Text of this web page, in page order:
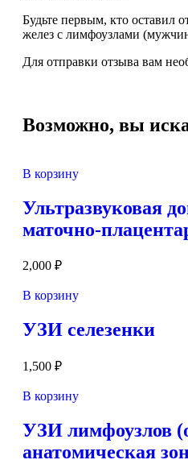
Будьте первым, кто оставил
желез с лимфоузлами
Для отправки отзыва вам
Возможно, вы
В корзину
Ультразвуковая
маточно-
2,000 ₽
В корзину
УЗИ селезенки
1,500 ₽
В корзину
УЗИ лимфоузлов
анатомическая